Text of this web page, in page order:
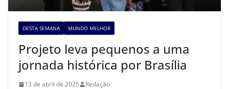
DESTA SEMANA MUNDO MELHOR
Projeto leva pequenos a uma
jornada histórica por Brasília
13 de abril de 2025 Redação